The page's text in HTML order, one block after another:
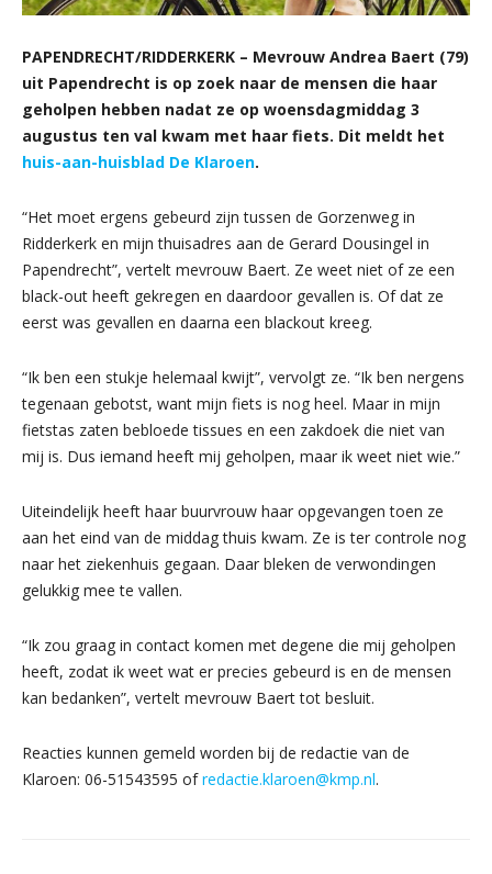
PAPENDRECHT/RIDDERKERK – Mevrouw Andrea Baert (79)
uit Papendrecht is op zoek naar de mensen die haar
geholpen hebben nadat ze op woensdagmiddag 3
augustus ten val kwam met haar fiets. Dit meldt het
huis-aan-huisblad De Klaroen.
“Het moet ergens gebeurd zijn tussen de Gorzenweg in
Ridderkerk en mijn thuisadres aan de Gerard Dousingel in
Papendrecht”, vertelt mevrouw Baert. Ze weet niet of ze een
black-out heeft gekregen en daardoor gevallen is. Of dat ze
eerst was gevallen en daarna een blackout kreeg.
“Ik ben een stukje helemaal kwijt”, vervolgt ze. “Ik ben nergens
tegenaan gebotst, want mijn fiets is nog heel. Maar in mijn
fietstas zaten bebloede tissues en een zakdoek die niet van
mij is. Dus iemand heeft mij geholpen, maar ik weet niet wie.”
Uiteindelijk heeft haar buurvrouw haar opgevangen toen ze
aan het eind van de middag thuis kwam. Ze is ter controle nog
naar het ziekenhuis gegaan. Daar bleken de verwondingen
gelukkig mee te vallen.
“Ik zou graag in contact komen met degene die mij geholpen
heeft, zodat ik weet wat er precies gebeurd is en de mensen
kan bedanken”, vertelt mevrouw Baert tot besluit.
Reacties kunnen gemeld worden bij de redactie van de
Klaroen: 06-51543595 ofredactie.klaroen@kmp.nl.